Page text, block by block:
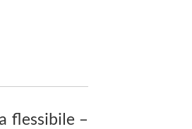
flessibile –